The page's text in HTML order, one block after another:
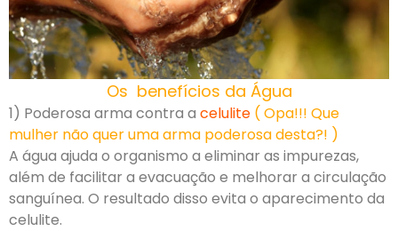
Os benefícios da Água
1) Poderosa arma contra a celulite ( Opa!!! Que
mulher não quer uma arma poderosa desta?! )
A água ajuda o organismo a eliminar as impurezas,
além de facilitar a evacuação e melhorar a circulação
sanguínea. O resultado disso evita o aparecimento da
celulite.